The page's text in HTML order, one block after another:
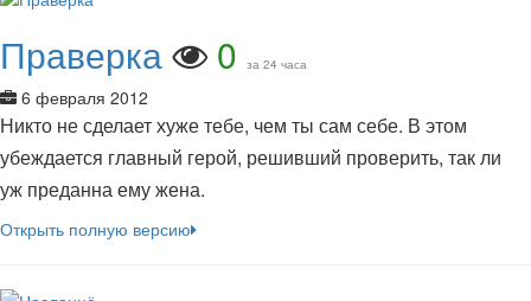
Праверка 0 за 24 часа
6 февраля 2012
Никто не сделает хуже тебе, чем ты сам себе. В этом
убеждается главный герой, решивший проверить, так ли
уж преданна ему жена.
Открыть полную версию